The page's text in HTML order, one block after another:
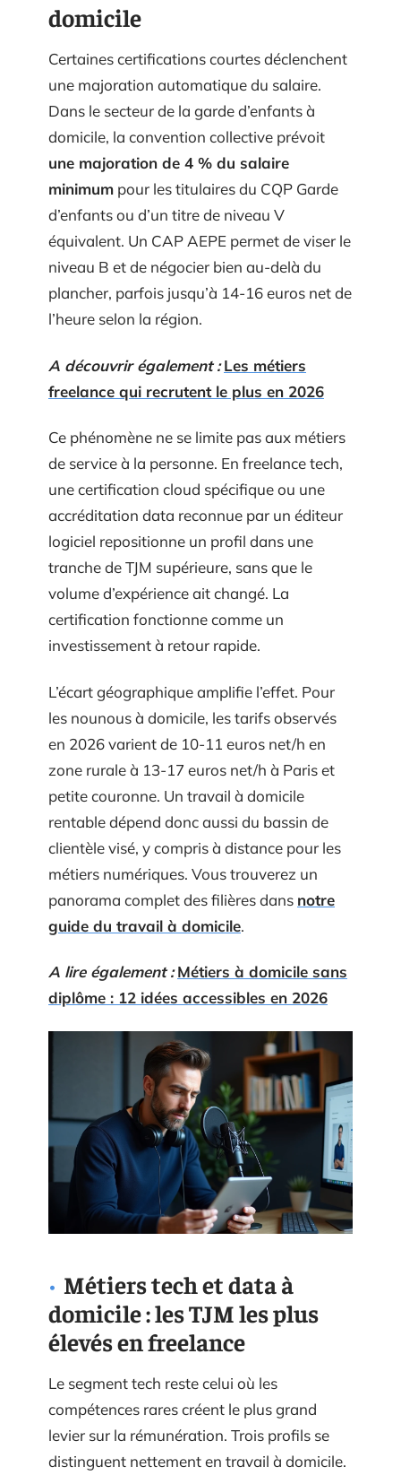
domicile
Certaines certifications courtes déclenchent
une majoration automatique du salaire.
Dans le secteur de la garde d’enfants à
domicile, la convention collective prévoit
une majoration de 4 % du salaire
minimum pour les titulaires du CQP Garde
d’enfants ou d’un titre de niveau V
équivalent. Un CAP AEPE permet de viser le
niveau B et de négocier bien au-delà du
plancher, parfois jusqu’à 14-16 euros net de
l’heure selon la région.
A découvrir également : Les métiers
freelance qui recrutent le plus en 2026
Ce phénomène ne se limite pas aux métiers
de service à la personne. En freelance tech,
une certification cloud spécifique ou une
accréditation data reconnue par un éditeur
logiciel repositionne un profil dans une
tranche de TJM supérieure, sans que le
volume d’expérience ait changé. La
certification fonctionne comme un
investissement à retour rapide.
L’écart géographique amplifie l’effet. Pour
les nounous à domicile, les tarifs observés
en 2026 varient de 10-11 euros net/h en
zone rurale à 13-17 euros net/h à Paris et
petite couronne. Un travail à domicile
rentable dépend donc aussi du bassin de
clientèle visé, y compris à distance pour les
métiers numériques. Vous trouverez un
panorama complet des filières dans notre
guide du travail à domicile.
A lire également : Métiers à domicile sans
diplôme : 12 idées accessibles en 2026
Métiers tech et data à
domicile : les TJM les plus
élevés en freelance
Le segment tech reste celui où les
compétences rares créent le plus grand
levier sur la rémunération. Trois profils se
distinguent nettement en travail à domicile.